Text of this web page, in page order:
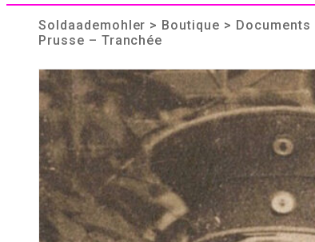
Soldaademohler > Boutique > Documents
Prusse – Tranchée